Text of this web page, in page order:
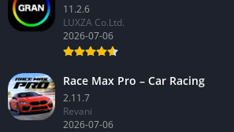
11.2.6
LUXZA Co.Ltd.
2026-07-06
Race Max Pro – Car Racing
2.11.7
Revani
2026-07-06